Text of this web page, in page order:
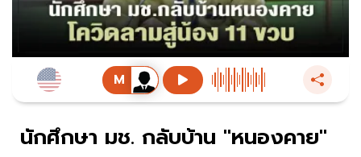
นักศึกษา มช. กลับบ้าน "หนองคาย"